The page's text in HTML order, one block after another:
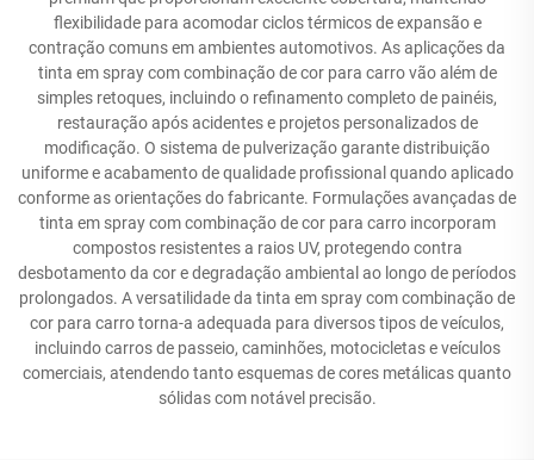
flexibilidade para acomodar ciclos térmicos de expansão e
contração comuns em ambientes automotivos. As aplicações da
tinta em spray com combinação de cor para carro vão além de
simples retoques, incluindo o refinamento completo de painéis,
restauração após acidentes e projetos personalizados de
modificação. O sistema de pulverização garante distribuição
uniforme e acabamento de qualidade profissional quando aplicado
conforme as orientações do fabricante. Formulações avançadas de
tinta em spray com combinação de cor para carro incorporam
compostos resistentes a raios UV, protegendo contra
desbotamento da cor e degradação ambiental ao longo de períodos
prolongados. A versatilidade da tinta em spray com combinação de
cor para carro torna-a adequada para diversos tipos de veículos,
incluindo carros de passeio, caminhões, motocicletas e veículos
comerciais, atendendo tanto esquemas de cores metálicas quanto
sólidas com notável precisão.